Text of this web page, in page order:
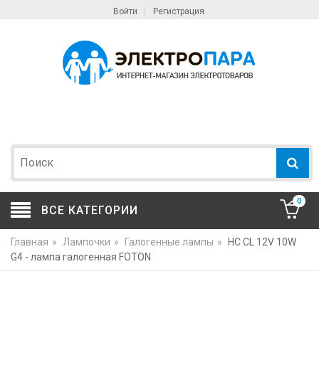
Войти Регистрация
ВСЕ КАТЕГОРИИ
0
Главная » Лампочки » Галогенные лампы »
HC CL 12V 10W
G4 - лампа галогенная FOTON